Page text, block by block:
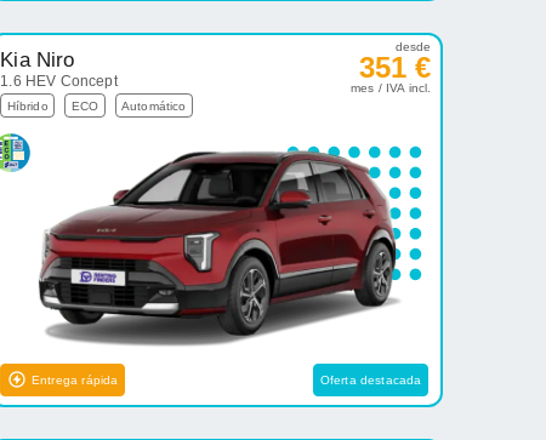
Kia Niro
1.6 HEV Concept
Híbrido ECO Automático
desde
351 €
mes / IVA incl.
Entrega rápida Oferta destacada